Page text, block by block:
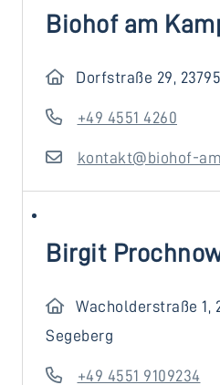
Biohof am
Dorfstraße 29,
+49 4551 4260
kontakt@biohof-
Birgit
Wacholderstraße 1,
Segeberg
+49 4551 9109234